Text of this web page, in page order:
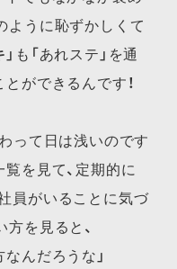
ように恥ずかしくて
」も「あれステ」を通
ができるんです！
って日は浅いのです
を見て、定期的に
員がいることに気づ
を見ると、
んだろうな」